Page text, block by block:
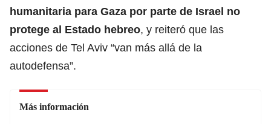
humanitaria para Gaza por parte de Israel no
protege al Estado hebreo, y reiteró que las
acciones de Tel Aviv “van más allá de la
autodefensa”.
Más información